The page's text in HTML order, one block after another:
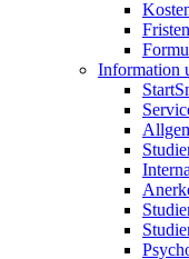
Fristen
Information